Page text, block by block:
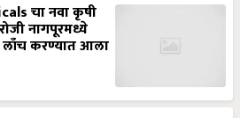
चा नवा कृषी
नागपूरमध्ये
लाँच करण्यात आला